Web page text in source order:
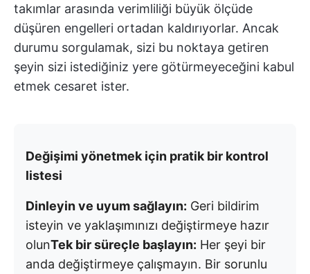
takımlar arasında verimliliği büyük ölçüde
düşüren engelleri ortadan kaldırıyorlar. Ancak
durumu sorgulamak, sizi bu noktaya getiren
şeyin sizi istediğiniz yere götürmeyeceğini kabul
etmek cesaret ister.
Değişimi yönetmek için pratik bir kontrol
listesi
Dinleyin ve uyum sağlayın: Geri bildirim
isteyin ve yaklaşımınızı değiştirmeye hazır
olunTek bir süreçle başlayın: Her şeyi bir
anda değiştirmeye çalışmayın. Bir sorunlu